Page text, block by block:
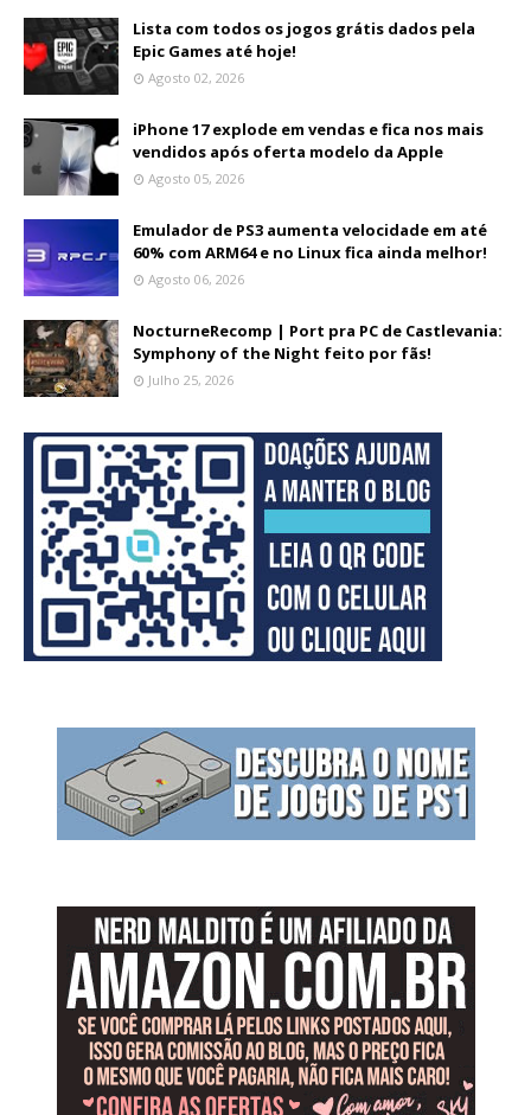
Lista com todos os jogos grátis dados pela
Epic Games até hoje!
Agosto 02, 2026
iPhone 17 explode em vendas e fica nos mais
vendidos após oferta modelo da Apple
Agosto 05, 2026
Emulador de PS3 aumenta velocidade em até
60% com ARM64 e no Linux fica ainda melhor!
Agosto 06, 2026
NocturneRecomp | Port pra PC de Castlevania:
Symphony of the Night feito por fãs!
Julho 25, 2026